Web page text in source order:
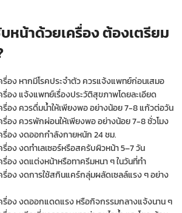
หน้าด้วยเครื่อง ต้องเตรียม
อง หากมีโรคประจำตัว ควรแจ้งแพทย์ก่อนเสมอ
อง แจ้งแพทย์เรื่องประวัติสุขภาพโดยละเอียด
อง ควรดื่มน้ำให้เพียงพอ อย่างน้อย 7-8 แก้วต่อวัน
อง ควรพักผ่อนให้เพียงพอ อย่างน้อย 7-8 ชั่วโมง
อง งดออกกำลังกายหนัก 24 ชม.
อง งดทำเลเซอร์หรือสครับผิวหน้า 5–7 วัน
อง งดแต่งหน้าหรือทาครีมหนา ๆ ในวันที่ทำ
อง งดการใช้สกินแคร์กลุ่มผลัดเซลล์แรง ๆ อย่าง
รื่อง งดออกแดดแรง หรือกิจกรรมกลางแจ้งนาน ๆ